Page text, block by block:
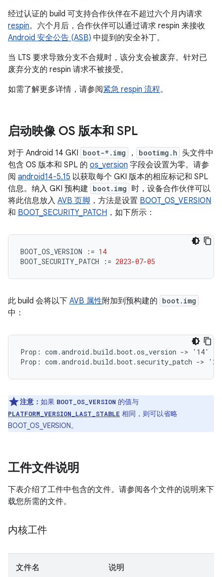
经过认证的 build 可支持合作伙伴在不超过六个月内请求
respin。六个月后，合作伙伴可以通过请求 respin 来接收
Android 安全公告 (ASB) 中提到的安全补丁。
当 LTS 要求导致分支不合规时，该分支会被废弃。针对已
废弃分支的 respin 请求不被接受。
如需了解更多详情，请参阅紧急 respin 流程。
启动映像 OS 版本和 SPL
对于 Android 14 GKI boot-*.img ， bootimg.h 头文件中
包含 OS 版本和 SPL 的 os_version 字段会设置为零。请参
阅 android14-5.15 以获取每个 GKI 版本的相应标记和 SPL
信息。纳入 GKI 预构建 boot.img 时，设备合作伙伴可以
将此信息放入 AVB 页脚 ，方法是设置 BOOT_OS_VERSION
和 BOOT_SECURITY_PATCH ，如下所示：
BOOT_OS_VERSION := 14
BOOT_SECURITY_PATCH
:= 2023-07-05
此 build 会将以下 AVB 属性附加到预构建的 boot.img
中：
Prop: com.android.build.boot.os_version -> '14'
注意： 如果 BOOT_OS_VERSION 的值与
PLATFORM_VERSION_LAST_STABLE 相同，则可以省略
BOOT_OS_VERSION。
工件文件说明
下表介绍了工件中包含的文件。请参阅各个文件的说明来下
载您所需的文件。
内核工件
文件名 说明